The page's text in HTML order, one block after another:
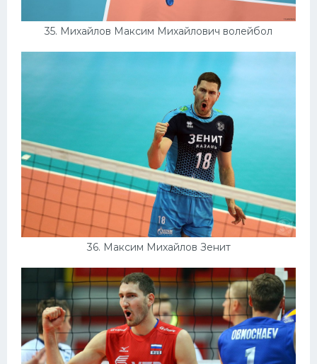
35. Михайлов Максим Михайлович волейбол
36. Максим Михайлов Зенит